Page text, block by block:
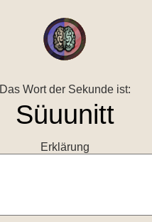
Das Wort der Sekunde ist:
Erklärung